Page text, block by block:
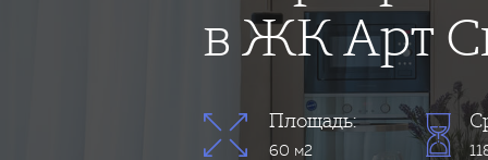
в ЖК Арт
Площадь:
60 м2